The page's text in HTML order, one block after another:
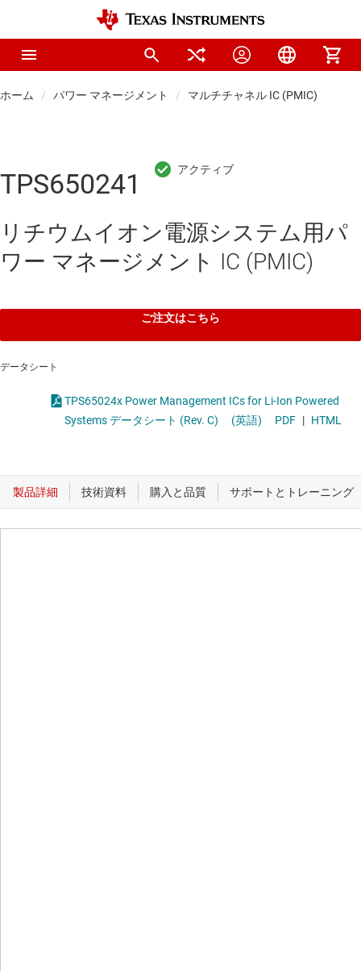
ホーム パワー マネージメント マルチチャネル IC (PMIC)
TPS650241
リチウムイオン電源システム用パ
ワー マネージメント IC (PMIC)
ご注文はこちら
データシート
TPS65024x Power Management ICs for Li-Ion Powered
Systems データシート (Rev. C)
(英語) PDF | HTML